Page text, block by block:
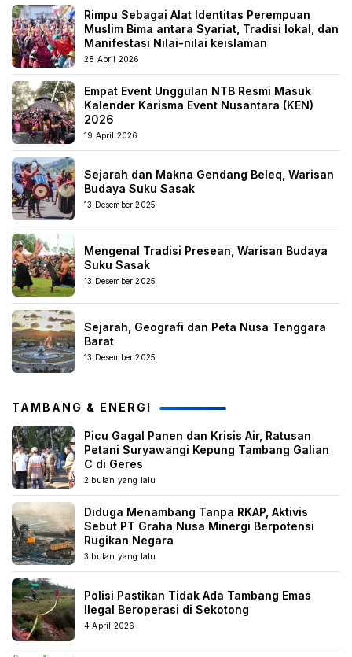
Rimpu Sebagai Alat Identitas Perempuan
Muslim Bima antara Syariat, Tradisi lokal, dan
Manifestasi Nilai-nilai keislaman
28 April 2026
Empat Event Unggulan NTB Resmi Masuk
Kalender Karisma Event Nusantara (KEN)
2026
19 April 2026
Sejarah dan Makna Gendang Beleq, Warisan
Budaya Suku Sasak
13 Desember 2025
Mengenal Tradisi Presean, Warisan Budaya
Suku Sasak
13 Desember 2025
Sejarah, Geografi dan Peta Nusa Tenggara
Barat
13 Desember 2025
TAMBANG & ENERGI
Picu Gagal Panen dan Krisis Air, Ratusan
Petani Suryawangi Kepung Tambang Galian
C di Geres
2 bulan yang lalu
Diduga Menambang Tanpa RKAP, Aktivis
Sebut PT Graha Nusa Minergi Berpotensi
Rugikan Negara
3 bulan yang lalu
Polisi Pastikan Tidak Ada Tambang Emas
Ilegal Beroperasi di Sekotong
4 April 2026